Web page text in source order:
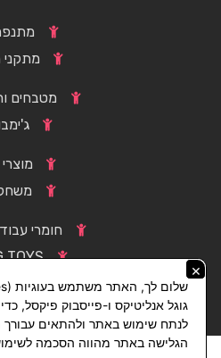
מטבחים
חומרי
TOYS
×
גוגל אנליטיקס ו-פייסבוק פיקסל,
לנתח שימוש באתר ולהתאים עבורך
הגלישה באתר מהווה הסכמה